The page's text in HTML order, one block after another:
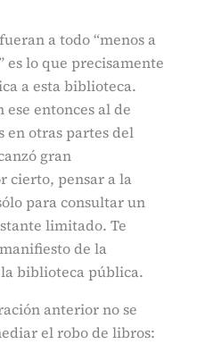
a todo “menos a
es lo que precisamente
a esta biblioteca.
entonces al de
en otras partes del
gran
cierto, pensar a la
para consultar un
limitado. Te
de la
biblioteca pública.
anterior no se
el robo de libros: